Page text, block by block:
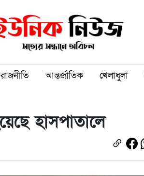
রাজনীতি আন্তর্জাতিক খেলাধুলা
হাসপাতালে